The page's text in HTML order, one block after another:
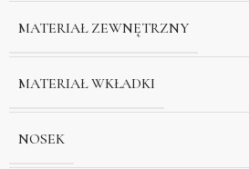
MATERIAŁ ZEWNĘTRZNY
MATERIAŁ WKŁADKI
NOSEK